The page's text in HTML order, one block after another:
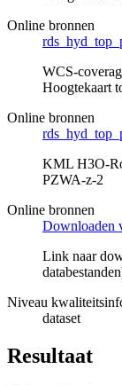
Online bronnen
WCS-
Hoogtekaart
Online bronnen
KML H3O-
PZWA-z-2
Online bronnen
Downloaden
Link naar
Niveau
dataset
Resultaat